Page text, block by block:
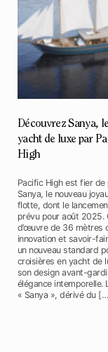
Découvrez Sanya,
yacht de luxe par
High
Pacific High est fier
Sanya, le nouveau
flotte, dont le
prévu pour août 2025.
d’œuvre de 36 mètres
innovation et savoir-
un nouveau standard
croisières en yacht de
son design avant-
élégance intemporelle.
« Sanya », dérivé du